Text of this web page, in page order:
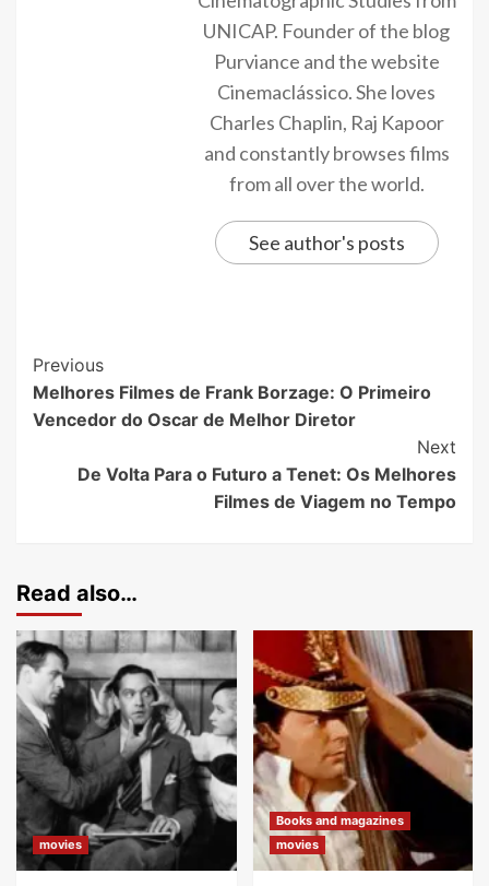
UNICAP. Founder of the blog
Purviance and the website
Cinemaclássico. She loves
Charles Chaplin, Raj Kapoor
and constantly browses films
from all over the world.
See author's posts
Previous
Melhores Filmes de Frank Borzage: O Primeiro
Vencedor do Oscar de Melhor Diretor
Next
De Volta Para o Futuro a Tenet: Os Melhores
Filmes de Viagem no Tempo
Read also…
movies
Books and magazines
movies